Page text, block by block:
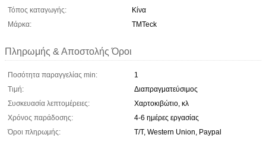
Τόπος καταγωγής:
Κίνα
Μάρκα:
TMTeck
Πληρωμής & Αποστολής Όροι
Ποσότητα παραγγελίας min:
1
Τιμή:
Διαπραγματεύσιμος
Συσκευασία λεπτομέρειες:
Χαρτοκιβώτιο, κλ
Χρόνος παράδοσης:
4-6 ημέρες εργασίας
Όροι πληρωμής:
T/T, Western Union, Paypal